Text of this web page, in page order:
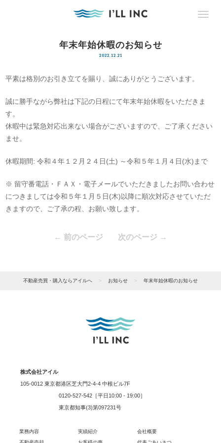
年末年始休暇のお知らせ
2022.12.21
平素は格別のお引き立てを賜り、誠にありがとうございます。
誠に勝手ながら弊社は下記の日程にて年末年始休暇をいただきま
す。
休暇中は緊急対応出来ない場合がございますので、ご了承ください
ませ。
休暇期間: 令和４年１２月２４日(土) ～令和５年１月４日(水)まで
※ 留守番電話・ＦＡＸ・電子メールでいただきましたお問い合わせ
につきましては令和５年１月５日(木)以降に順次対応させていただ
きますので、ご了承の程、お願い致します。
← 前のページ 次のページ →
不動産売買・購入ならアイルへ > お知らせ > 年末年始休暇のお知らせ
株式会社アイル
105-0012 東京都港区芝大門2-4-4 中根ビル7F
0120-527-542［平日10:00 - 19:00］
東京都知事(3)第097231号
業務内容 実績紹介
会社概要